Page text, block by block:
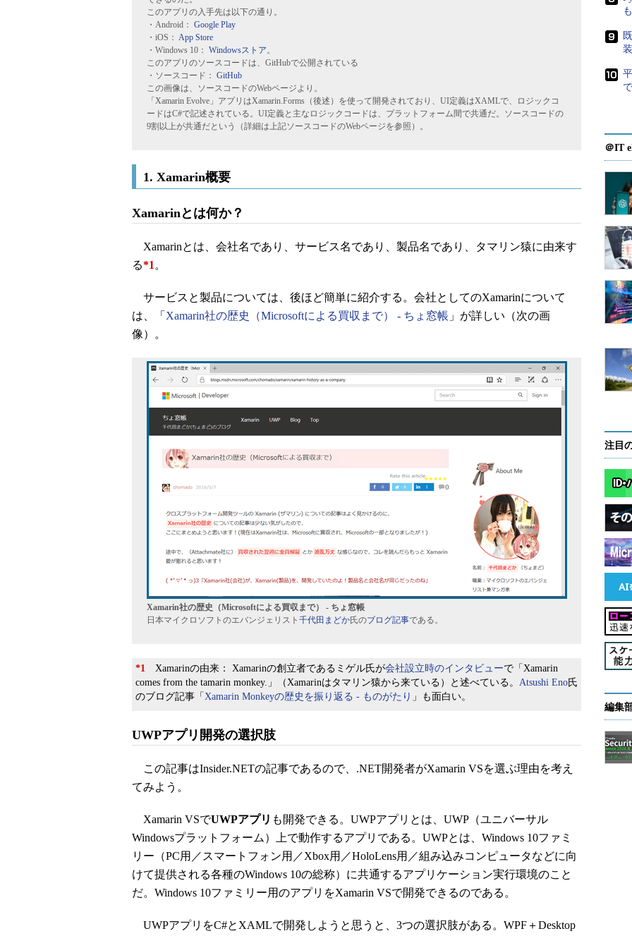
このアプリの入手先は以下の通り。
・Android： Google Play
・iOS： App Store
・Windows 10： Windowsストア。
このアプリのソースコードは、GitHubで公開されている
・ソースコード： GitHub
この画像は、ソースコードのWebページより。
「Xamarin Evolve」アプリはXamarin.Forms（後述）を使って開発されており、UI定義はXAMLで、ロジックコ
ードはC#で記述されている。UI定義と主なロジックコードは、プラットフォーム間で共通だ。ソースコードの
9割以上が共通だという（詳細は上記ソースコードのWebページを参照）。
1. Xamarin概要
Xamarinとは何か？
Xamarinとは、会社名であり、サービス名であり、製品名であり、タマリン猿に由来す
る*1 。
サービスと製品については、後ほど簡単に紹介する。会社としてのXamarinについて
は、「 Xamarin社の歴史（Microsoftによる買収まで） - ちょ窓帳 」が詳しい（次の画
像）。
Xamarin社の歴史（Microsoftによる買収まで） - ちょ窓帳
日本マイクロソフトのエバンジェリスト 千代田まどか氏のブログ記事である。
*1 Xamarinの由来： Xamarinの創立者であるミゲル氏が会社設立時のインタビューで「Xamarin
comes from the tamarin monkey.」（Xamarinはタマリン猿から来ている）と述べている。 Atsushi Eno氏
のブログ記事「 Xamarin Monkeyの歴史を振り返る - ものがたり 」も面白い。
UWPアプリ開発の選択肢
この記事はInsider.NETの記事であるので、.NET開発者がXamarin VSを選ぶ理由を考え
てみよう。
Xamarin VSでUWPアプリ も開発できる。UWPアプリとは、UWP（ユニバーサル
Windowsプラットフォーム）上で動作するアプリである。UWPとは、Windows 10ファミ
リー（PC用／スマートフォン用／Xbox用／HoloLens用／組み込みコンピュータなどに向
けて提供される各種のWindows 10の総称）に共通するアプリケーション実行環境のこと
だ。Windows 10ファミリー用のアプリをXamarin VSで開発できるのである。
UWPアプリをC#とXAMLで開発しようと思うと、3つの選択肢がある。WPF＋Desktop
＠IT
注目
編集